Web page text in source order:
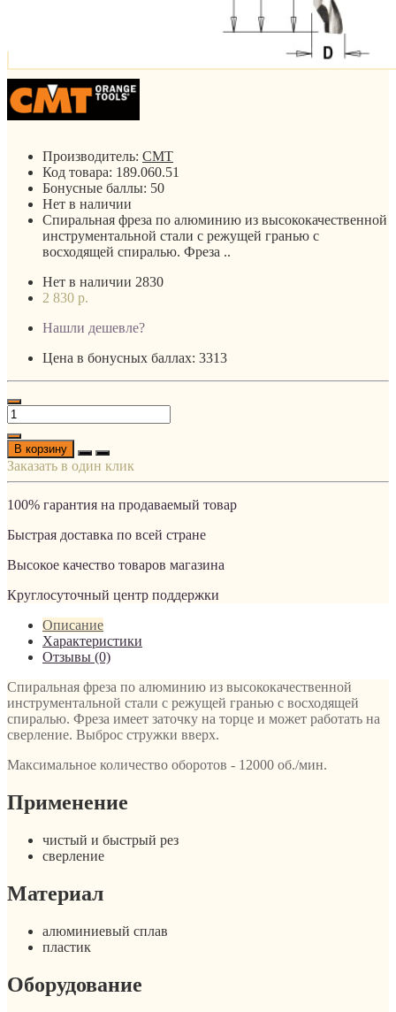
Производитель: CMT
Код товара: 189.060.51
Бонусные баллы: 50
Нет в наличии
Спиральная фреза по алюминию из высококачественной
инструментальной стали с режущей гранью с
восходящей спиралью. Фреза ..
Нет в наличии 2830
2 830 р.
Нашли дешевле?
Цена в бонусных баллах: 3313
В корзину
Заказать в один клик
100% гарантия на продаваемый товар
Быстрая доставка по всей стране
Высокое качество товаров магазина
Круглосуточный центр поддержки
Описание
Характеристики
Отзывы (0)
Спиральная фреза по алюминию из высококачественной
инструментальной стали с режущей гранью с восходящей
спиралью. Фреза имеет заточку на торце и может работать на
сверление. Выброс стружки вверх.
Максимальное количество оборотов - 12000 об./мин.
Применение
чистый и быстрый рез
сверление
Материал
алюминиевый сплав
пластик
Оборудование